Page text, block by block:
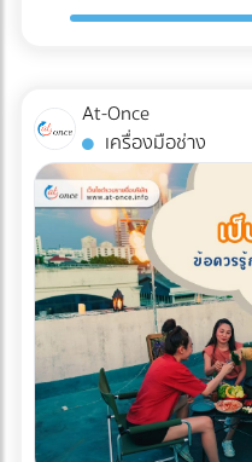
Designer: ทีมสร้าง
เป็นยอดจองหรือยัง? เข้ามาเปรียบเทียบผลงานและติดต่อเอเจน
ซี่ระดับมืออาชีพได้ฟรีทันทีที่
คุณสู่ความสำเร็จ!
ทางได้ง่ายมาก หากหมวดห
ได้เลย 5. ทำธุรกรรมคริปโตฯ
บัญชี การรับชำระค่าสินค้าจา
Cryptocurrency แล้วไม่แปล
เข้ากระเป๋าส่วนตัว ถือเป็นก
ร่วมมือกับกระดานเทรด
(Blockchain Tracing) ได้อย่างแม่นยำ อ
ประเมินภาษีย้อนหลังส่งมา
วางโครงสร้างระบบบัญชีที่โ
คุณต้องการเปลี่ยนผู้ทำบัญ
เชี่ยวชาญ โดยเฉพาะการวา
เลือกเปรียบเทียบผู้เชี่ยวชา
เรื่องภาษี แล้วโฟกัสกับการเ
ไป แต่กลายเป็น "กำแพงภ
ของคุณผลิตบรรจุภัณฑ์ที่รีไซ
ลูกค้ารายใหญ่ระดับโลกจะ
นี่คือเหตุผลว่าทำไมการเปลี่ย
เดียว ทำไมต้องเป็นกระดาษ FSC และ หมึกถั่วเหลือง (Soy Ink)?
เมื่อพูดถึงการพิมพ์บรรจุภัณ
"กระดาษ" และ "หมึกพิมพ์" ก
Council): คือกระดาษที่ได้รับ
พาณิชย์ที่มีการจัดการอย่าง
สัญลักษณ์ FSC บนบรรจุภัณ
ของคุณส่งออกไปยังยุโรปแล
ถั่วเหลือง (Soy Ink): หมึก
มีสาร VOCs (Volatile
At-Once
เครื่องมือช่าง